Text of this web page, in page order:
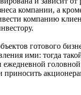
компании, а
компанию
готового
ими: тогда
приносить